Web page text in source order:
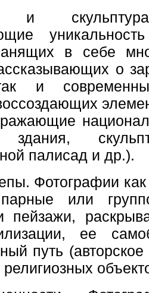
и
в себе
о
и
здания,
палисад и др.).
Фотографии как
или
пейзажи,
ее
путь